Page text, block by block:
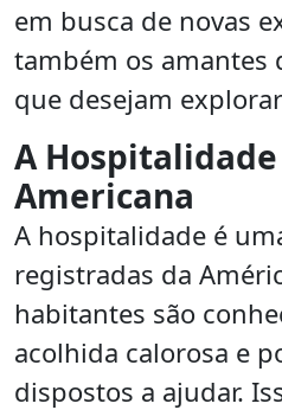
em busca de novas
também os amantes
que desejam
A Hospitalidade
Americana
A hospitalidade é
registradas da
habitantes são
acolhida calorosa e
dispostos a ajudar.